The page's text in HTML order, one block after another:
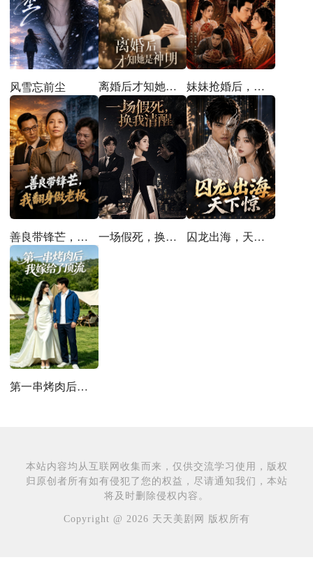
风雪忘前尘 离婚后才知她是神明 妹妹抢婚后，我嫁给了真龙天子
善良带锋芒，我翻身做老板 一场假死，换我清醒 囚龙出海，天下惊
第一串烤肉后，我嫁给了顶流
本站内容均从互联网收集而来，仅供交流学习使用，版权
归原创者所有如有侵犯了您的权益，尽请通知我们，本站
将及时删除侵权内容。
Copyright @ 2026 天天美剧网 版权所有